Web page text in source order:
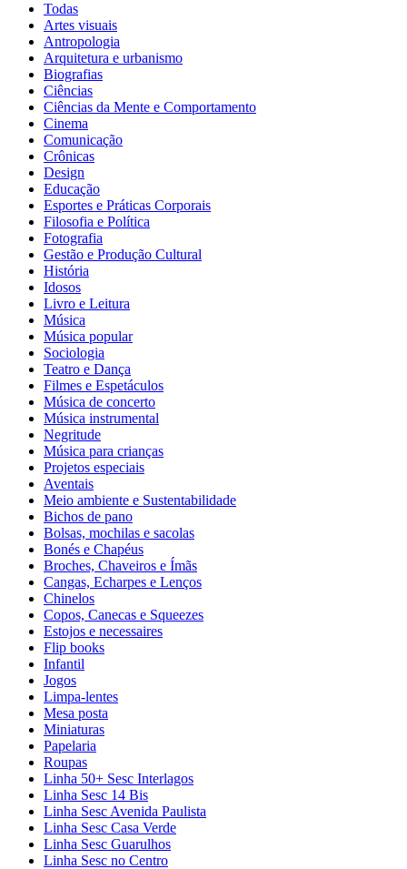
Todas
Artes visuais
Antropologia
Arquitetura e urbanismo
Biografias
Ciências
Ciências da Mente e Comportamento
Cinema
Comunicação
Crônicas
Design
Educação
Esportes e Práticas Corporais
Filosofia e Política
Fotografia
Gestão e Produção Cultural
História
Idosos
Livro e Leitura
Música
Música popular
Sociologia
Teatro e Dança
Filmes e Espetáculos
Música de concerto
Música instrumental
Negritude
Música para crianças
Projetos especiais
Aventais
Meio ambiente e Sustentabilidade
Bichos de pano
Bolsas, mochilas e sacolas
Bonés e Chapéus
Broches, Chaveiros e Ímãs
Cangas, Echarpes e Lenços
Chinelos
Copos, Canecas e Squeezes
Estojos e necessaires
Flip books
Infantil
Jogos
Limpa-lentes
Mesa posta
Miniaturas
Papelaria
Roupas
Linha 50+ Sesc Interlagos
Linha Sesc 14 Bis
Linha Sesc Avenida Paulista
Linha Sesc Casa Verde
Linha Sesc Guarulhos
Linha Sesc no Centro